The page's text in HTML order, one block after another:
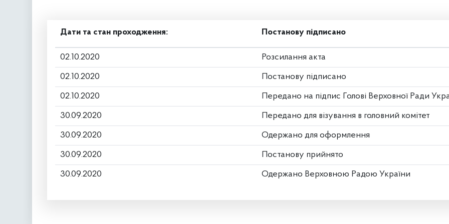
Дати та стан проходження: Постанову підписано
02.10.2020 Розсилання акта
02.10.2020 Постанову підписано
02.10.2020 Передано на підпис Голові Верховної Ради
30.09.2020 Передано для візування в головний комітет
30.09.2020 Одержано для оформлення
30.09.2020 Постанову прийнято
30.09.2020 Одержано Верховною Радою України